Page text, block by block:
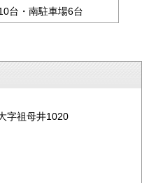
台・南駐車場6台
字祖母井1020